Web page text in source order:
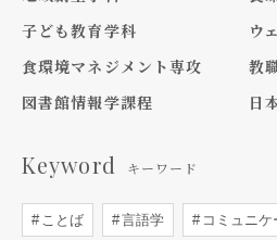
子ども教育学科
ウ
食環境マネジメント専攻
教
図書館情報学課程
日
Keyword キーワード
ことば 言語学 コミュニケ